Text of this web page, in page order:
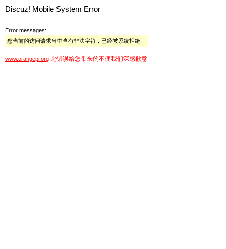
Discuz! Mobile System Error
Error messages:
您当前的访问请求当中含有非法字符，已经被系统拒绝
www.orangepi.org 此错误给您带来的不便我们深感歉意